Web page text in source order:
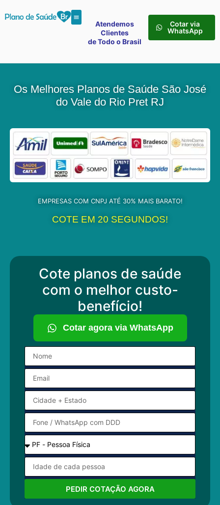
Atendemos
Clientes
de Todo o Brasil
Cotar via
WhatsApp
Os Melhores Planos de Saúde São José
do Vale do Rio Pret RJ
EMPRESAS COM CNPJ ATÉ 30% MAIS BARATO!
COTE EM 20 SEGUNDOS!
Cote planos de saúde
com o melhor custo-
benefício!
Cotar agora via WhatsApp
PEDIR COTAÇÃO AGORA